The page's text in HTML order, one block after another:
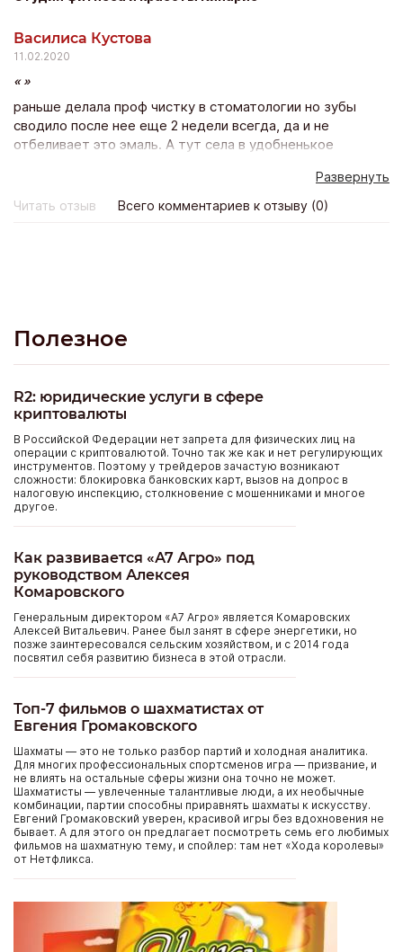
Василиса Кустова
11.02.2020
раньше делала проф чистку в стоматологии но зубы
сводило после нее еще 2 недели всегда, да и не
отбеливает это эмаль. А тут села в удобненькое
белее тона на два уже после 1 процедуры! Боли нет
никакой – просто волшебно и результат будет держатся
Развернуть
Читать отзыв
Всего комментариев к отзыву (0)
Полезное
R2: юридические услуги в сфере
криптовалюты
В Российской Федерации нет запрета для физических лиц на
операции с криптовалютой. Точно так же как и нет регулирующих
инструментов. Поэтому у трейдеров зачастую возникают
сложности: блокировка банковских карт, вызов на допрос в
налоговую инспекцию, столкновение с мошенниками и многое
другое.
Как развивается «А7 Агро» под
руководством Алексея
Комаровского
Генеральным директором «А7 Агро» является Комаровских
Алексей Витальевич. Ранее был занят в сфере энергетики, но
позже заинтересовался сельским хозяйством, и с 2014 года
посвятил себя развитию бизнеса в этой отрасли.
Топ-7 фильмов о шахматистах от
Евгения Громаковского
Шахматы — это не только разбор партий и холодная аналитика.
Для многих профессиональных спортсменов игра — призвание, и
не влиять на остальные сферы жизни она точно не может.
Шахматисты — увлеченные талантливые люди, а их необычные
комбинации, партии способны приравнять шахматы к искусству.
Евгений Громаковский уверен, красивой игры без вдохновения не
бывает. А для этого он предлагает посмотреть семь его любимых
фильмов на шахматную тему, и спойлер: там нет «Хода королевы»
от Нетфликса.